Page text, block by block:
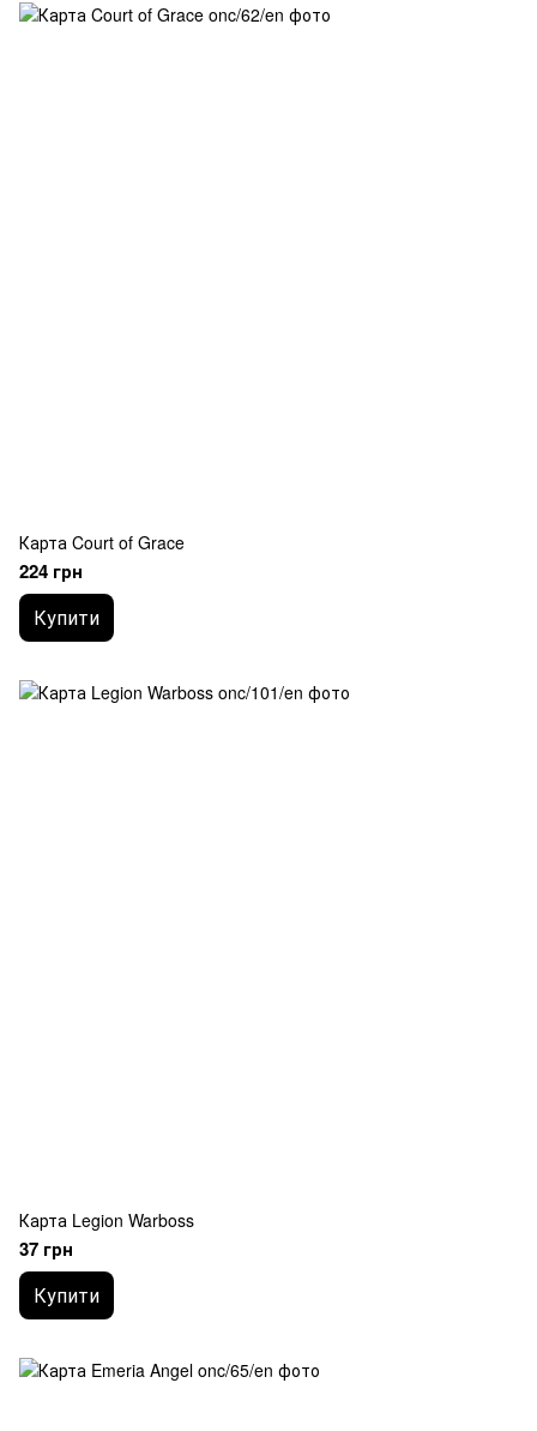
Карта Court of Grace
224 грн
Купити
Карта Legion Warboss
37 грн
Купити